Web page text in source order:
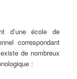
d’une école de
correspondant
de nombreux
: